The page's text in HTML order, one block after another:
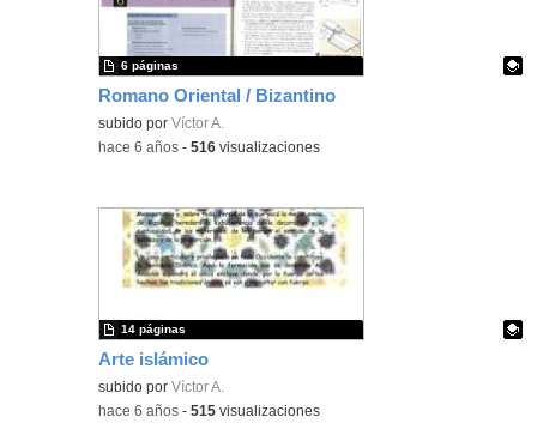
Romano Oriental / Bizantino
Contenido educativo.
subido porVíctor A.
6 páginas
-hace 6 años -516 visualizaciones
Arte islámico
Contenido educativo.
subido porVíctor A.
14 páginas
-hace 6 años -515 visualizaciones